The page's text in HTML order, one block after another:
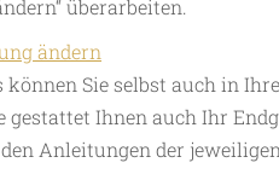
überarbeiten.
ändern
Sie selbst auch in
gestattet Ihnen auch Ihr
Anleitungen der